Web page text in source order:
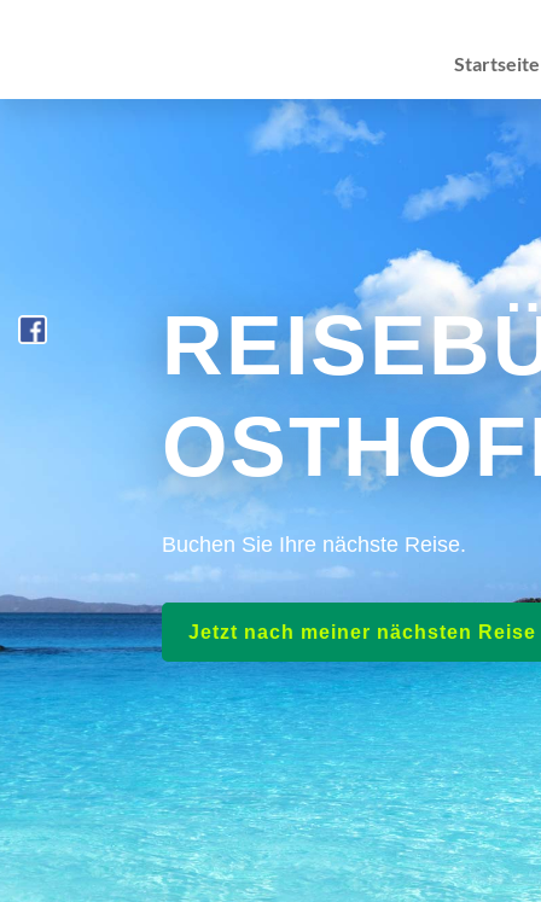
Startseite
Buchen Sie Ihre nächste Reise.
Jetzt nach meiner nächsten Reise